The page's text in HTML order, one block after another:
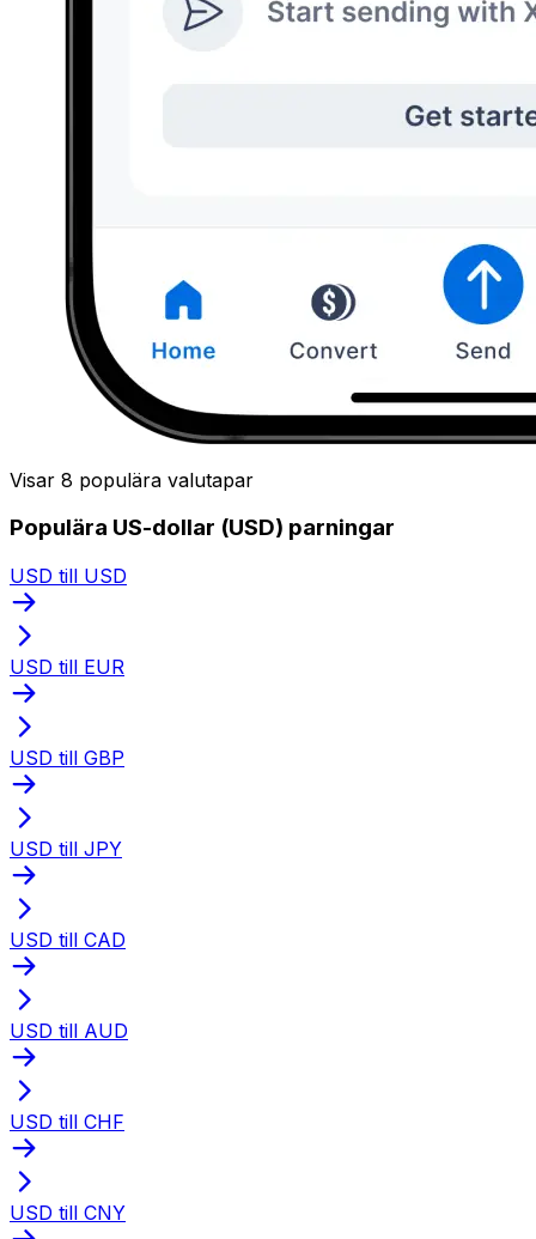
Visar 8 populära valutapar
Populära US-dollar (USD) parningar
USD till USD
USD till EUR
USD till GBP
USD till JPY
USD till CAD
USD till AUD
USD till CHF
USD till CNY